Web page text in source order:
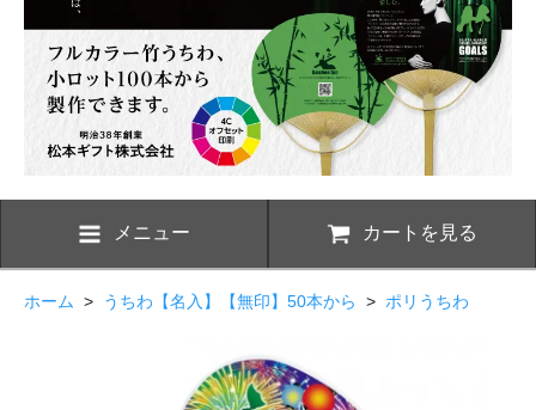
メニュー カートを見る
ホーム > うちわ【名入】【無印】50本から > ポリうちわ